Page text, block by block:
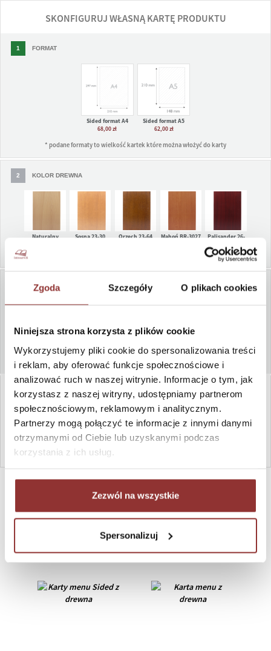
Zgoda Szczegóły O plikach cookies
Niniejsza strona korzysta z plików cookie
Wykorzystujemy pliki cookie do spersonalizowania treści
i reklam, aby oferować funkcje społecznościowe i
analizować ruch w naszej witrynie. Informacje o tym, jak
korzystasz z naszej witryny, udostępniamy partnerom
społecznościowym, reklamowym i analitycznym.
Partnerzy mogą połączyć te informacje z innymi danymi
otrzymanymi od Ciebie lub uzyskanymi podczas
korzystania z ich usług.
Zezwól na wszystkie
Spersonalizuj
SKONFIGURUJ WŁASNĄ KARTĘ PRODUKTU
1 FORMAT
Sided format A4
68,00 zł
Sided format A5
62,00 zł
* podane formaty to wielkość kartek które można włożyć do karty
2 KOLOR DREWNA
Naturalny Sosna 23-30 Orzech 23-64 Mahoń BR-3027
Palisander 26-
Granat 28-60
LOGO
bez logo
logo wypalane
19,00 zł
logo nadruk UV
w kolorze
15,00 zł
DO KOSZYKA ZAPYTAJ
WYCZYŚĆ
SZYBKI KONTAKT PN-PT, 8-16, +48 698 291 992, +48 608
PRZYKŁADOWE REALIZACJE